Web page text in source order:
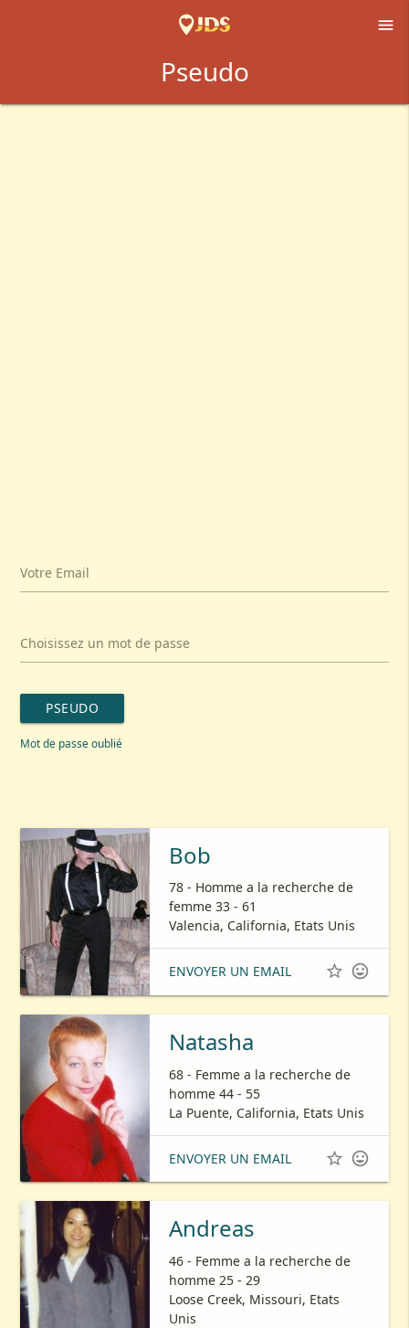

Pseudo
Votre Email
Choisissez un mot de passe
PSEUDO
Mot de passe oublié
Bob
78 - Homme a la recherche de
femme 33 - 61
Valencia, California, Etats Unis
ENVOYER UN EMAIL  
Natasha
68 - Femme a la recherche de
homme 44 - 55
La Puente, California, Etats Unis
ENVOYER UN EMAIL  
Andreas
46 - Femme a la recherche de
homme 25 - 29
Loose Creek, Missouri, Etats
Unis